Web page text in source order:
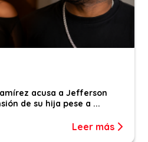
acusa a Jefferson
de su hija pese a ...
Leer más